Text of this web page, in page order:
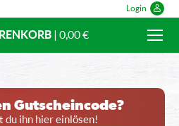
Login
| 0,00 €
Gutscheincode?
du ihn hier einlösen!